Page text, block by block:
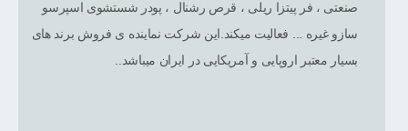
صنعتی ، فر پیتزا ریلی ، قرص رشنال ، پودر شستشوی اسپرسو
سازو غیره ... فعالیت میکند.این شرکت نماینده ی فروش برند های
بسیار معتبر اروپایی و آمریکایی در ایران میباشد..